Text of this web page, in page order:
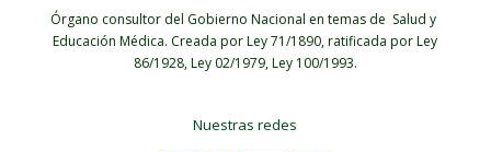
Órgano consultor del Gobierno Nacional en temas de Salud y
Educación Médica. Creada por Ley 71/1890, ratificada por Ley
86/1928, Ley 02/1979, Ley 100/1993.
Nuestras redes